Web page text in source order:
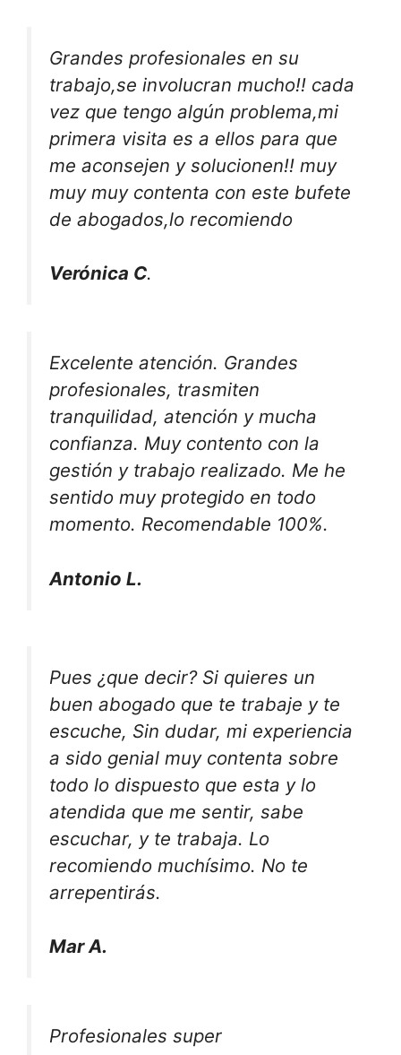
Grandes profesionales en su
trabajo,se involucran mucho!! cada
vez que tengo algún problema,mi
primera visita es a ellos para que
me aconsejen y solucionen!! muy
muy muy contenta con este bufete
de abogados,lo recomiendo
Verónica C.
Excelente atención. Grandes
profesionales, trasmiten
tranquilidad, atención y mucha
confianza. Muy contento con la
gestión y trabajo realizado. Me he
sentido muy protegido en todo
momento. Recomendable 100%.
Antonio L.
Pues ¿que decir? Si quieres un
buen abogado que te trabaje y te
escuche, Sin dudar, mi experiencia
a sido genial muy contenta sobre
todo lo dispuesto que esta y lo
atendida que me sentir, sabe
escuchar, y te trabaja. Lo
recomiendo muchísimo. No te
arrepentirás.
Mar A.
Profesionales super